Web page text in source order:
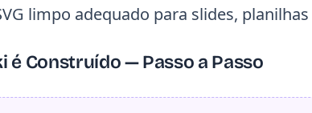
limpo adequado para slides,
é Construído — Passo a Passo